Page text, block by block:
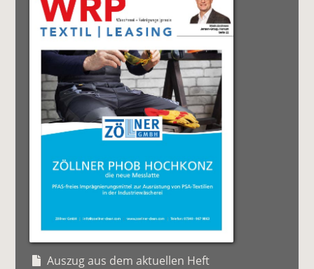
Auszug aus dem aktuellen Heft